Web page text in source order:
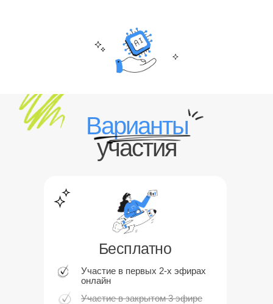
Варианты
участия
Участие в первых 2-х эфирах
онлайн
Участие в закрытом 3 эфире
Бесплатно